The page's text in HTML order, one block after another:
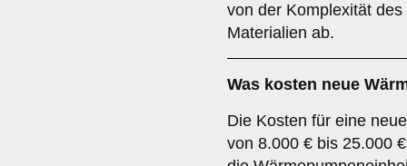
von der Komplexität
Materialien ab.
Was kosten neue
Die Kosten für eine
von 8.000 € bis 25.000